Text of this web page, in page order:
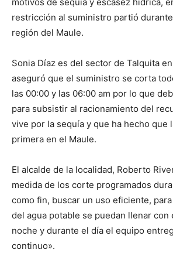
restricción al suministro partió
región del Maule.
Sonia Díaz es del sector de Talquita
aseguró que el suministro se corta
las 00:00 y las 06:00 am por lo que
para subsistir al racionamiento del
vive por la sequía y que ha hecho que
primera en el Maule.
El alcalde de la localidad, Roberto
medida de los corte programados
como fin, buscar un uso eficiente,
del agua potable se puedan llenar
noche y durante el día el equipo
continuo».